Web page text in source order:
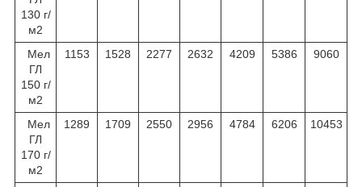
130 г/
м2
Мел
ГЛ
150 г/
м2
1153 1528 2277 2632 4209 5386 9060
Мел
ГЛ
170 г/
м2
1289 1709 2550 2956 4784 6206 10453